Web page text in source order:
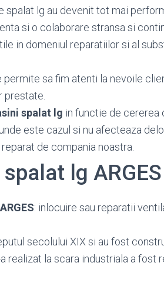
lg au devenit tot mai
si o colaborare stransa si
in domeniul reparatiilor si al
permite sa fim atenti la nevoile
prestate.
spalat lg in functie de cererea
este cazul si nu afecteaza
de compania noastra.
lg ARGES
: inlocuire sau reparatii
secolului XIX si au fost
realizat la scara industriala a fost